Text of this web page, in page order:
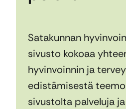
Satakunnan
sivusto kokoaa
hyvinvoinnin ja
edistämisestä
sivustolta palveluja